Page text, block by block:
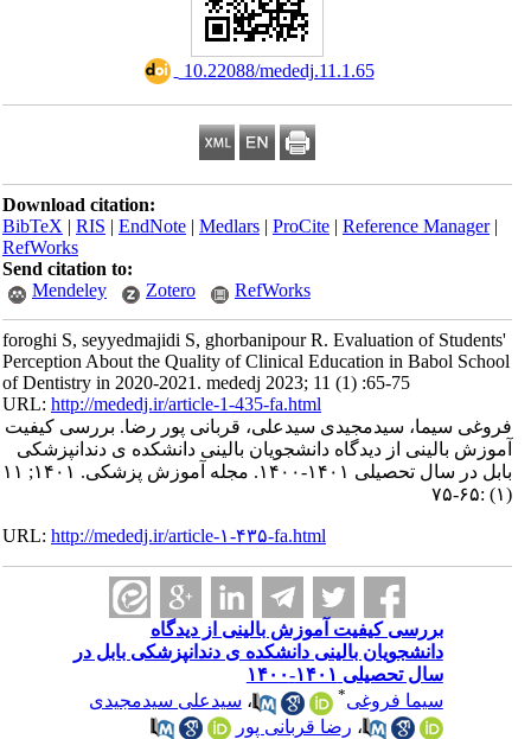
‎ 10.22088/mededj.11.1.65
Download citation:
BibTeX|RIS|EndNote|Medlars|ProCite|Reference Manager
RefWorks
Send citation to:
Mendeley
Zotero RefWorks
foroghi S, seyyedmajidi S, ghorbanipour R. Evaluation of Students'
Perception About the Quality of Clinical Education in Babol School
of Dentistry in 2020-2021. mededj 2023; 11 (1) :65-75
URL:http://mededj.ir/article-1-435-fa.html
فروغی سیما، سیدمجیدی سیدعلی، قربانی پور رضا. بررسی کیفیت
آموزش بالینی از دیدگاه دانشجویان بالینی دانشکده ی دندانپزشکی
بابل در سال تحصیلی ۱۴۰۱-۱۴۰۰. مجله آموزش پزشکی. ۱۴۰۱; ۱۱
URL:http://mededj.ir/article-۱-۴۳۵-fa.html
بررسی کیفیت آموزش بالینی از دیدگاه
دانشجویان بالینی دانشکده ی دندانپزشکی بابل در
سال تحصیلی ۱۴۰۱-۱۴۰۰
سیما فروغی
،سیدعلی سیدمجیدی
،رضا قربانی پور